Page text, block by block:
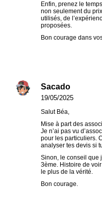
Enfin, prenez le
non seulement du
utilisés, de
proposées.
Bon courage dans
Sacado
19/05/2025
Salut Béa,
Mise à part des
Je n’ai pas vu
pour les particuliers.
analyser tes devis si
Sinon, le conseil que
3ème. Histoire de
le plus de la vérité.
Bon courage.